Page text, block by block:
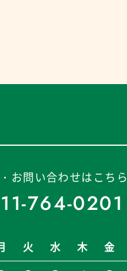
お問い合わせはこちら
764-0201
火 水 木 金